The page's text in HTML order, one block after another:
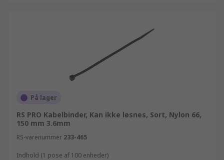
På lager
RS PRO Kabelbinder, Kan ikke løsnes, Sort, Nylon 66,
150 mm 3.6mm
RS-varenummer 233-465
Indhold (1 pose af 100 enheder)